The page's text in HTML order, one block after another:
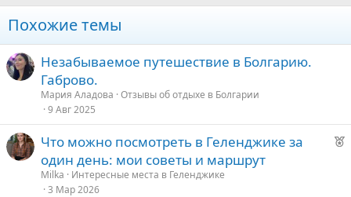
Похожие темы
Незабываемое путешествие в Болгарию.
Габрово.
Мария Аладова Отзывы об отдыхе в Болгарии
9 Авг 2025
Р
Что можно посмотреть в Геленджике за
один день: мои советы и маршрут
Milka
Интересные места в Геленджике
3 Мар 2026